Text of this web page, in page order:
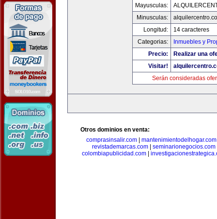
Mayusculas:
Minusculas:
Longitud:
14 caracteres
Categorias:
Inmuebles y
Precio:
Realizar una
Visitar!
Serán consideradas
Otros dominios en venta:
comprasinsalir.com
mantenimientodelhogar.com
revistademarcas.com
seminarionegocios.com
colombiapublicidad.com